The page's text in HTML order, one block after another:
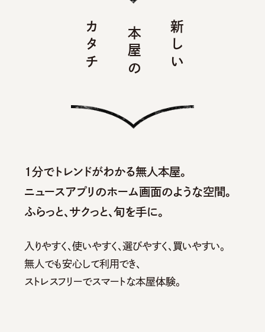
新しい
本屋の
カタチ
1分でトレンドがわかる無人本屋。
ニュースアプリのホーム画面のような空間。
ふらっと、サクっと、旬を手に。
入りやすく、使いやすく、選びやすく、買いやすい。
無人でも安心して利用でき、
ストレスフリーでスマートな本屋体験。